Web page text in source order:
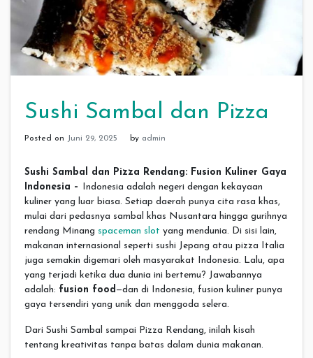
Sushi Sambal dan Pizza
Posted on Juni 29, 2025 by admin
Sushi Sambal dan Pizza Rendang: Fusion Kuliner Gaya
Indonesia – Indonesia adalah negeri dengan kekayaan
kuliner yang luar biasa. Setiap daerah punya cita rasa khas,
mulai dari pedasnya sambal khas Nusantara hingga gurihnya
rendang Minang spaceman slot yang mendunia. Di sisi lain,
makanan internasional seperti sushi Jepang atau pizza Italia
juga semakin digemari oleh masyarakat Indonesia. Lalu, apa
yang terjadi ketika dua dunia ini bertemu? Jawabannya
adalah: fusion food—dan di Indonesia, fusion kuliner punya
gaya tersendiri yang unik dan menggoda selera.
Dari Sushi Sambal sampai Pizza Rendang, inilah kisah
tentang kreativitas tanpa batas dalam dunia makanan.